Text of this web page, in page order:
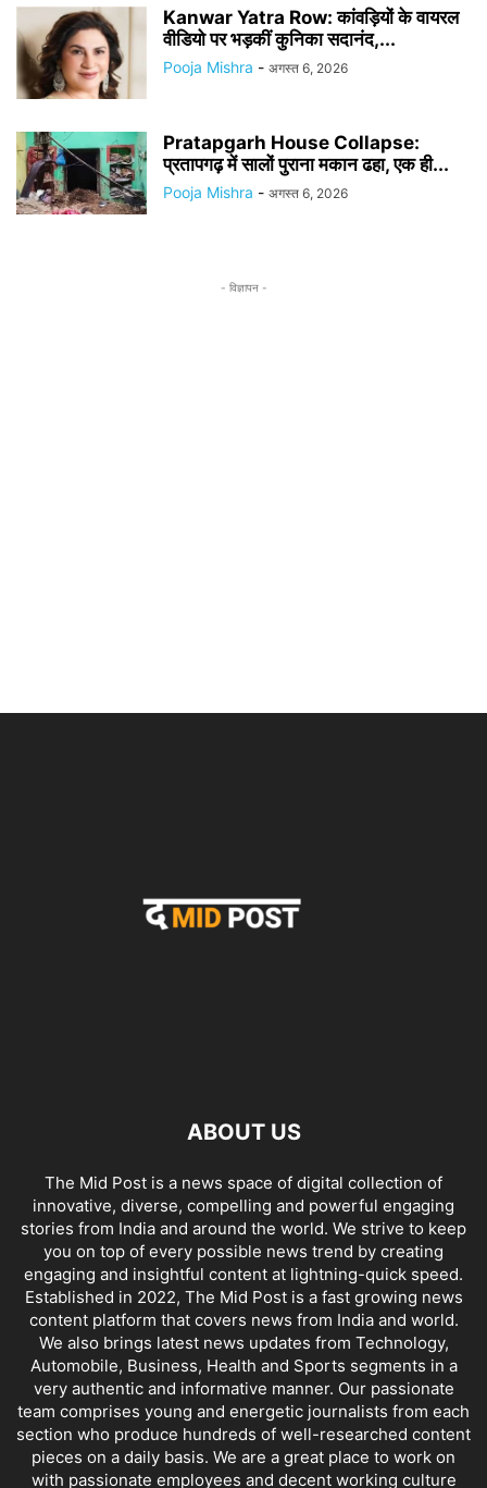
Kanwar Yatra Row: कांवड़ियों के वायरल
वीडियो पर भड़कीं कुनिका सदानंद,...
Pooja Mishra - अगस्त 6, 2026
Pratapgarh House Collapse:
प्रतापगढ़ में सालों पुराना मकान ढहा, एक ही...
Pooja Mishra - अगस्त 6, 2026
- विज्ञापन -
ABOUT US
The Mid Post is a news space of digital collection of
innovative, diverse, compelling and powerful engaging
stories from India and around the world. We strive to keep
you on top of every possible news trend by creating
engaging and insightful content at lightning-quick speed.
Established in 2022, The Mid Post is a fast growing news
content platform that covers news from India and world.
We also brings latest news updates from Technology,
Automobile, Business, Health and Sports segments in a
very authentic and informative manner. Our passionate
team comprises young and energetic journalists from each
section who produce hundreds of well-researched content
pieces on a daily basis. We are a great place to work on
with passionate employees and decent working culture